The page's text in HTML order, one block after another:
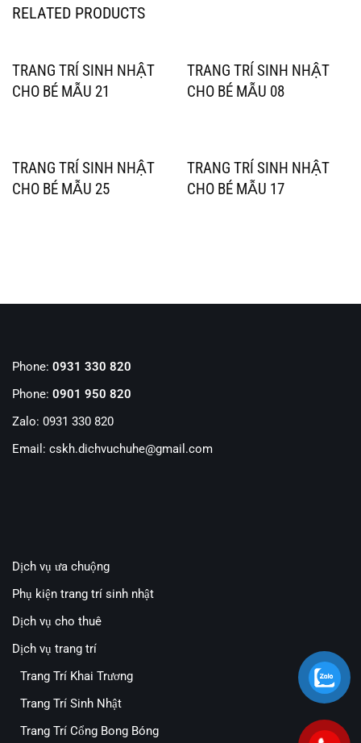
RELATED PRODUCTS
TRANG TRÍ SINH NHẬT
CHO BÉ MẪU 21
TRANG TRÍ SINH NHẬT
CHO BÉ MẪU 08
TRANG TRÍ SINH NHẬT
CHO BÉ MẪU 25
TRANG TRÍ SINH NHẬT
CHO BÉ MẪU 17
Phone: 0931 330 820
Phone: 0901 950 820
Zalo: 0931 330 820
Email: cskh.dichvuchuhe@gmail.com
Dịch vụ ưa chuộng
Phụ kiện trang trí sinh nhật
Dịch vụ cho thuê
Dịch vụ trang trí
Trang Trí Khai Trương
Trang Trí Sinh Nhật
Trang Trí Cổng Bong Bóng